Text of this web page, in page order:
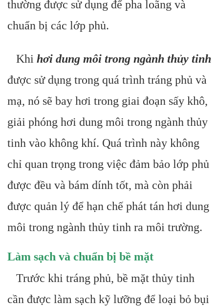
thường được sử dụng để pha loãng và
chuẩn bị các lớp phủ.
Khi hơi dung môi trong ngành thủy tinh
được sử dụng trong quá trình tráng phủ và
mạ, nó sẽ bay hơi trong giai đoạn sấy khô,
giải phóng hơi dung môi trong ngành thủy
tinh vào không khí. Quá trình này không
chỉ quan trọng trong việc đảm bảo lớp phủ
được đều và bám dính tốt, mà còn phải
được quản lý để hạn chế phát tán hơi dung
môi trong ngành thủy tinh ra môi trường.
Làm sạch và chuẩn bị bề mặt
Trước khi tráng phủ, bề mặt thủy tinh
cần được làm sạch kỹ lưỡng để loại bỏ bụi